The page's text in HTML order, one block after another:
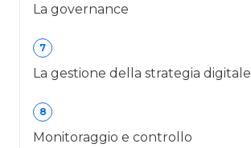
La governance
7
La gestione della strategia digitale
8
Monitoraggio e controllo